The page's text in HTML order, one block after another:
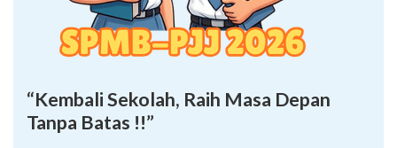
“Kembali Sekolah, Raih Masa Depan
Tanpa Batas !!”